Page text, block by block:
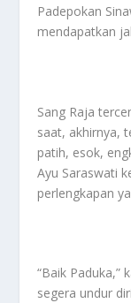
Padepokan
mendapatkan
Sang Raja
saat, akhirnya,
patih, esok,
Ayu Saraswati
perlengkapan
“Baik Paduka,”
segera undur